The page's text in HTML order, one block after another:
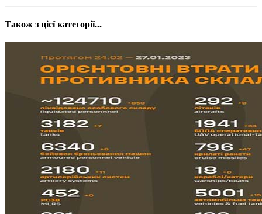
Також з цієї категорії...